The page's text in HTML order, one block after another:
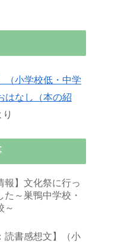
（小学校低・中学
はなし（本の紹
り
報】文化祭に行っ
た～巣鴨中学校・
～
読書感想文】（小